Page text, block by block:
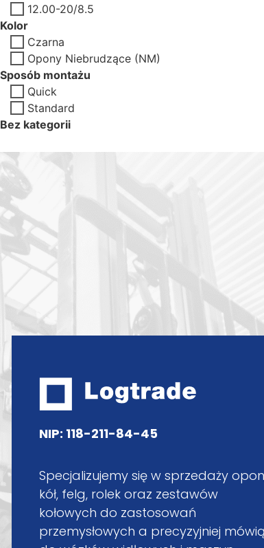
12.00-20/8.5
Kolor
Czarna
Opony Niebrudzące (NM)
Sposób montażu
Quick
Standard
Bez kategorii
NIP: 118-211-84-45
Specjalizujemy się w sprzedaży
kół, felg, rolek oraz zestawów
kołowych do zastosowań
przemysłowych a precyzyjniej